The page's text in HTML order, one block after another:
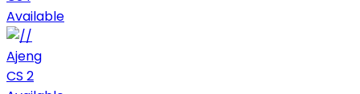
Available
Ajeng
CS 2